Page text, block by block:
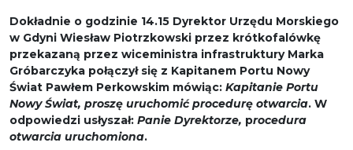
Dokładnie o godzinie 14.15 Dyrektor Urzędu Morskiego
w Gdyni Wiesław Piotrzkowski przez krótkofalówkę
przekazaną przez wiceministra infrastruktury Marka
Gróbarczyka połączył się z Kapitanem Portu Nowy
Świat Pawłem Perkowskim mówiąc: Kapitanie Portu
Nowy Świat, proszę uruchomić procedurę otwarcia. W
odpowiedzi usłyszał: Panie Dyrektorze, procedura
otwarcia uruchomiona.